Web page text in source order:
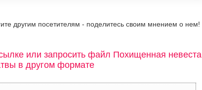
другим посетителям - поделитесь своим мнением о нем!
или запросить файл Похищенная невеста
в другом формате